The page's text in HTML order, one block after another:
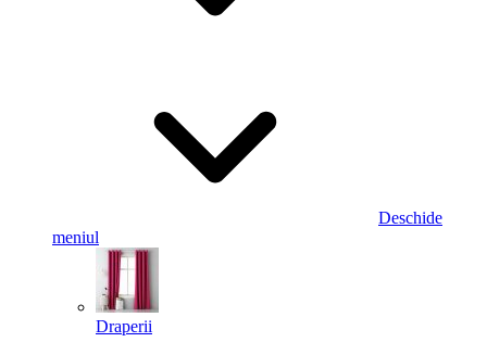
Deschide
meniul
Draperii